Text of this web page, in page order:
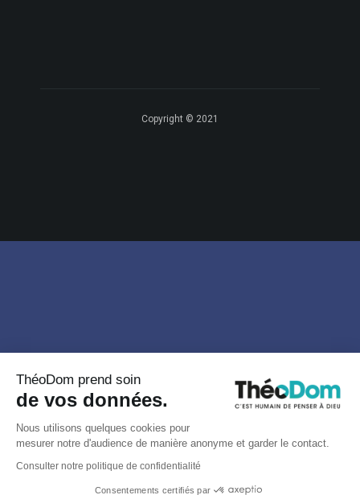
Copyright © 2021
ThéoDom prend soin
de vos données.
Nous utilisons quelques cookies pour
mesurer notre d'audience de manière anonyme et garder le contact.
Consulter notre politique de confidentialité
Consentements certifiés par